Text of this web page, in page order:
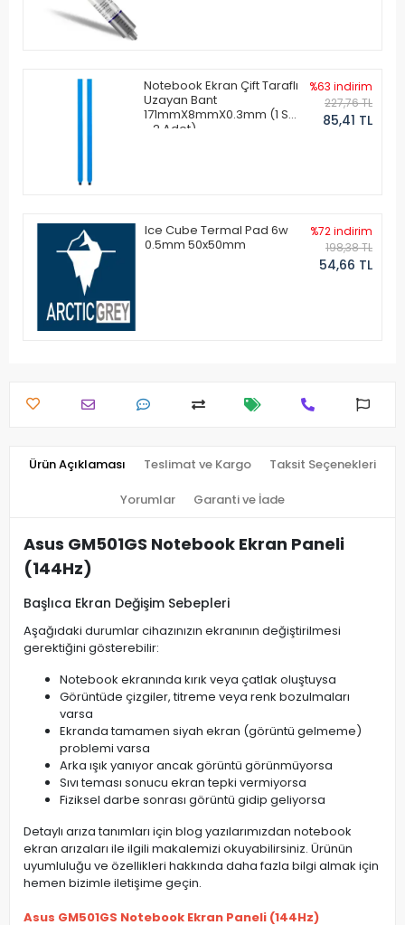
Notebook Ekran Çift Taraflı
Uzayan Bant
171mmX8mmX0.3mm (1 Set
- 2 Adet)
%63 indirim
227,76 TL
85,41 TL
Ice Cube Termal Pad 6w
0.5mm 50x50mm
%72 indirim
198,38 TL
54,66 TL
Ürün Açıklaması Teslimat ve Kargo Taksit Seçenekleri
Yorumlar Garanti ve İade
Asus GM501GS Notebook Ekran Paneli
(144Hz)
Başlıca Ekran Değişim Sebepleri
Aşağıdaki durumlar cihazınızın ekranının değiştirilmesi
gerektiğini gösterebilir:
Notebook ekranında kırık veya çatlak oluştuysa
Görüntüde çizgiler, titreme veya renk bozulmaları
varsa
Ekranda tamamen siyah ekran (görüntü gelmeme)
problemi varsa
Arka ışık yanıyor ancak görüntü görünmüyorsa
Sıvı teması sonucu ekran tepki vermiyorsa
Fiziksel darbe sonrası görüntü gidip geliyorsa
Detaylı arıza tanımları için blog yazılarımızdan notebook
ekran arızaları ile ilgili makalemizi okuyabilirsiniz. Ürünün
uyumluluğu ve özellikleri hakkında daha fazla bilgi almak için
hemen bizimle iletişime geçin.
Asus GM501GS Notebook Ekran Paneli (144Hz)